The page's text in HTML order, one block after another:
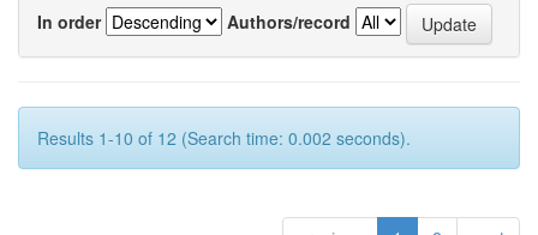
In order
Authors/record
Results 1-10 of 12 (Search time: 0.002 seconds).